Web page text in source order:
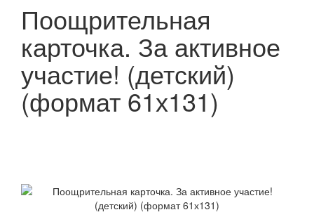
Поощрительная
карточка. За активное
участие! (детский)
(формат 61х131)